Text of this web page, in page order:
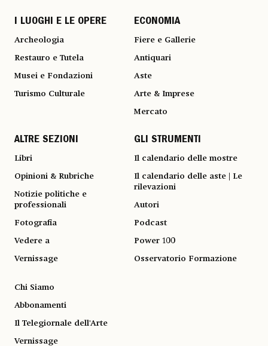
I LUOGHI E LE OPERE
Archeologia
Restauro e Tutela
Musei e Fondazioni
Turismo Culturale
ECONOMIA
Fiere e Gallerie
Antiquari
Aste
Arte & Imprese
Mercato
ALTRE SEZIONI
Libri
Opinioni & Rubriche
Notizie politiche e
professionali
Fotografia
Vedere a
Vernissage
GLI STRUMENTI
Il calendario delle mostre
Il calendario delle aste | Le
rilevazioni
Autori
Podcast
Power 100
Osservatorio Formazione
Chi Siamo
Abbonamenti
Il Telegiornale dell'Arte
Vernissage